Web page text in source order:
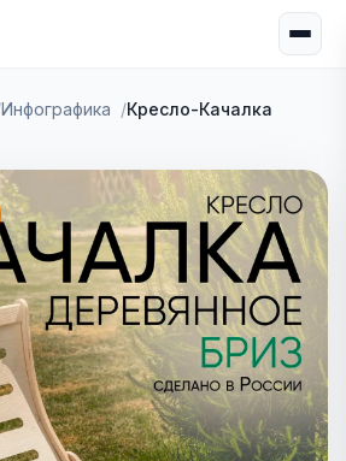
Инфографика Кресло-Качалка